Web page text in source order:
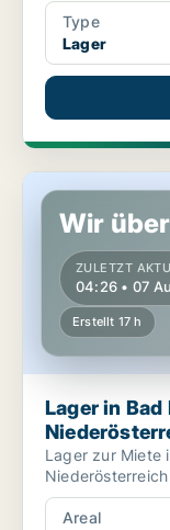
Type
Lager
Lager in Bad
Wir
ZULETZT
04:26 • 07
Erstellt 17 h
Lager in
Lager zur Miete
Niederösterreich
Areal